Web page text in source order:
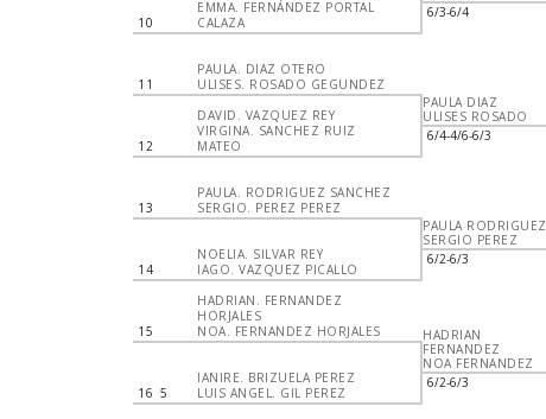
10
EMMA. FERNÁNDEZ PORTAL
CALAZA
11
PAULA. DIAZ OTERO
ULISES. ROSADO GEGUNDEZ
12
DAVID. VAZQUEZ REY
VIRGINA. SANCHEZ RUIZ
MATEO
13
PAULA. RODRIGUEZ SANCHEZ
SERGIO. PEREZ PEREZ
14
NOELIA. SILVAR REY
IAGO. VAZQUEZ PICALLO
15
HADRIAN. FERNANDEZ
HORJALES
NOA. FERNANDEZ HORJALES
16 5
IANIRE. BRIZUELA PEREZ
LUIS ANGEL. GIL PEREZ
6/3-6/4
PAULA DIAZ
ULISES ROSADO
6/4-4/6-6/3
PAULA RODRIGUEZ
SERGIO PEREZ
6/2-6/3
HADRIAN
FERNANDEZ
NOA FERNANDEZ
6/2-6/3